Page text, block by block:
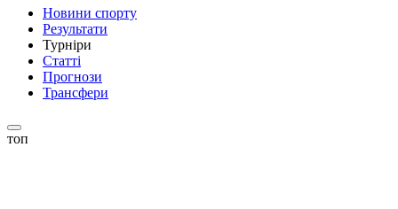
Новини спорту
Результати
Турніри
Статті
Прогнози
Трансфери
топ